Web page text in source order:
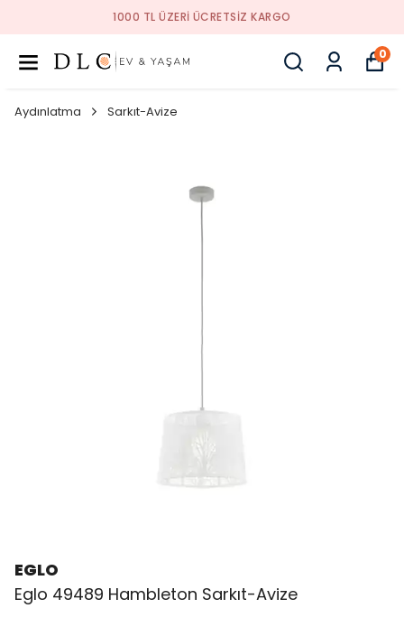
1000 TL ÜZERI ÜCRETSIZ KARGO
0
Aydınlatma Sarkıt-Avize
EGLO
Eglo 49489 Hambleton Sarkıt-Avize